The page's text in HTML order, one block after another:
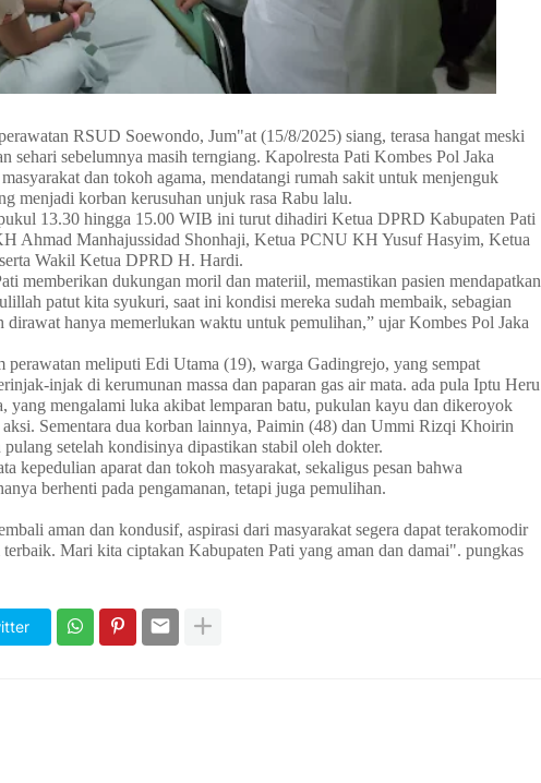
RSUD Soewondo, Jum"at (15/8/2025) siang, terasa hangat meski
sehari sebelumnya masih terngiang. Kapolresta Pati Kombes Pol Jaka
dan tokoh agama, mendatangi rumah sakit untuk menjenguk
menjadi korban kerusuhan unjuk rasa Rabu lalu.
13.30 hingga 15.00 WIB ini turut dihadiri Ketua DPRD Kabupaten Pati
Ahmad Manhajussidad Shonhaji, Ketua PCNU KH Yusuf Hasyim, Ketua
Wakil Ketua DPRD H. Hardi.
memberikan dukungan moril dan materiil, memastikan pasien mendapatkan
patut kita syukuri, saat ini kondisi mereka sudah membaik, sebagian
dirawat hanya memerlukan waktu untuk pemulihan,” ujar Kombes Pol Jaka
perawatan meliputi Edi Utama (19), warga Gadingrejo, yang sempat
injak di kerumunan massa dan paparan gas air mata. ada pula Iptu Heru
yang mengalami luka akibat lemparan batu, pukulan kayu dan dikeroyok
aksi. Sementara dua korban lainnya, Paimin (48) dan Ummi Rizqi Khoirin
setelah kondisinya dipastikan stabil oleh dokter.
kepedulian aparat dan tokoh masyarakat, sekaligus pesan bahwa
berhenti pada pengamanan, tetapi juga pemulihan.
aman dan kondusif, aspirasi dari masyarakat segera dapat terakomodir
Mari kita ciptakan Kabupaten Pati yang aman dan damai". pungkas